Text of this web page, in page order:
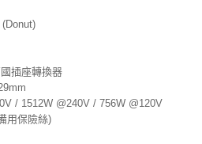
插座轉換器
/ 1512W @240V / 756W @120V
用保險絲)